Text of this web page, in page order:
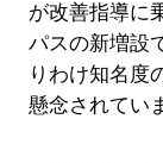
が改善指導に
パスの新増設
りわけ知名度
懸念されてい